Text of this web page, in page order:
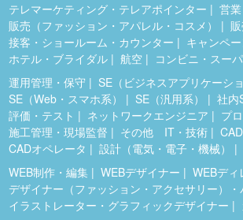
テレマーケティング・テレアポインター 営
販売（ファッション・アパレル・コスメ）
接客・ショールーム・カウンター
キャンペ
ホテル・ブライダル
航空 コンビニ・スー
運用管理・保守 SE（ビジネスアプリケーショ
SE（Web・スマホ系）
SE（汎用系） 社内
評価・テスト
ネットワークエンジニア プ
施工管理・現場監督
その他 IT・技術
CADオペレータ
設計（電気・電子・機械）
WEB制作・編集 WEBデザイナー WEBディ
デザイナー（ファッション・アクセサリー）・
イラストレーター・グラフィックデザイナー